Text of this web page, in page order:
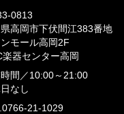
0813
高岡市下伏間江383番地
モール高岡2F
楽器センター高岡
間／10:00～21:00
なし
21-1029